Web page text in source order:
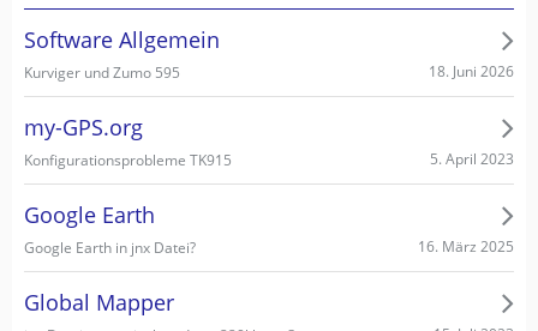
Software Allgemein
Kurviger und Zumo 595 18. Juni 2026
my-GPS.org
Konfigurationsprobleme TK915 5. April 2023
Google Earth
Google Earth in jnx Datei? 16. März 2025
Global Mapper